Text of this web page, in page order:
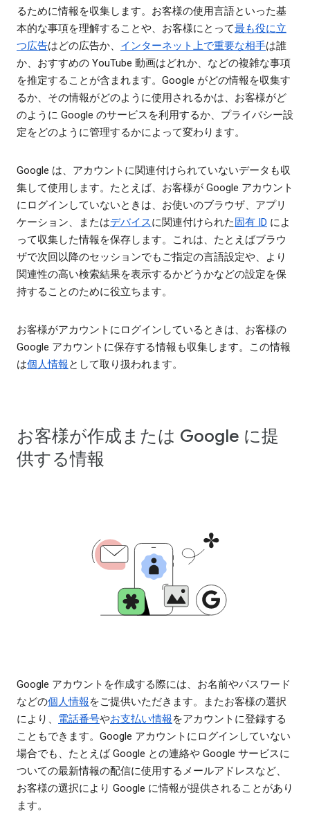
るために情報を収集します。お客様の使用言語といった基
本的な事項を理解することや、お客様にとって最も役に立
つ広告はどの広告か、 インターネット上で重要な相手は誰
か、おすすめの YouTube 動画はどれか、などの複雑な事項
を推定することが含まれます。Google がどの情報を収集す
るか、その情報がどのように使用されるかは、お客様がど
のように Google のサービスを利用するか、プライバシー設
定をどのように管理するかによって変わります。
Google は、アカウントに関連付けられていないデータも収
集して使用します。たとえば、お客様が Google アカウント
にログインしていないときは、お使いのブラウザ、アプリ
ケーション、またはデバイスに関連付けられた固有 ID によ
って収集した情報を保存します。これは、たとえばブラウ
ザで次回以降のセッションでもご指定の言語設定や、より
関連性の高い検索結果を表示するかどうかなどの設定を保
持することのために役立ちます。
お客様がアカウントにログインしているときは、お客様の
Google アカウントに保存する情報も収集します。この情報
は個人情報として取り扱われます。
お客様が作成または Google に提
供する情報
Google アカウントを作成する際には、お名前やパスワード
などの個人情報をご提供いただきます。またお客様の選択
により、 電話番号やお支払い情報をアカウントに登録する
こともできます。Google アカウントにログインしていない
場合でも、たとえば Google との連絡や Google サービスに
ついての最新情報の配信に使用するメールアドレスなど、
お客様の選択により Google に情報が提供されることがあり
ます。